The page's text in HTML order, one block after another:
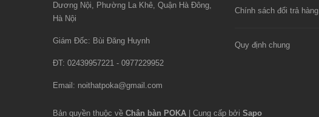
Dương Nội, Phường La Khê, Quận Hà Đông,
Hà Nội
Giám Đốc: Bùi Đăng Huynh
ĐT: 02439957221 - 0977229952
Email: noithatpoka@gmail.com
Chính sách đổi trả hàng
Quy định chung
Bản quyền thuộc về Chân bàn POKA Cung cấp bởi Sapo